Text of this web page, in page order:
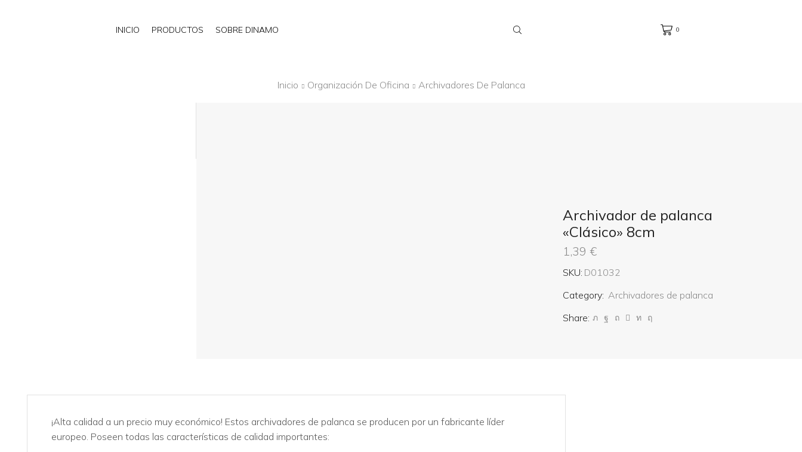
INICIO PRODUCTOS SOBRE DINAMO 0
Inicio Organización De Oficina Archivadores De Palanca
Archivador de palanca
«Clásico» 8cm
1,39 €
SKU: D01032
Category: Archivadores de palanca
Share:
¡Alta calidad a un precio muy económico! Estos archivadores de palanca se producen por un fabricante líder
europeo. Poseen todas las características de calidad importantes: